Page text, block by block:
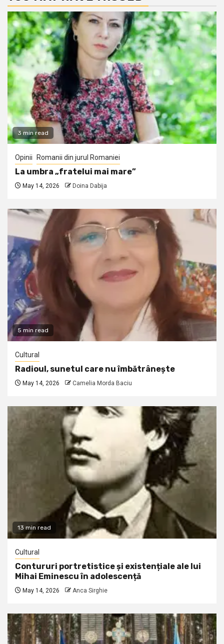
3 min read
Opinii Romanii din jurul Romaniei
La umbra „fratelui mai mare”
May 14, 2026 Doina Dabija
5 min read
Cultural
Radioul, sunetul care nu îmbătrânește
May 14, 2026 Camelia Morda Baciu
13 min read
Cultural
Contururi portretistice și existențiale ale lui
Mihai Eminescu în adolescență
May 14, 2026 Anca Sirghie